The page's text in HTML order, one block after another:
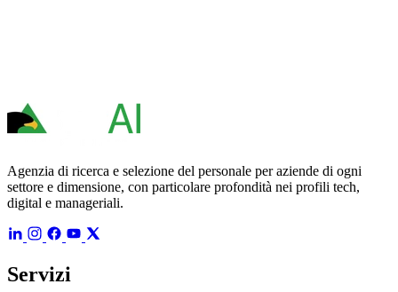
Agenzia di ricerca e selezione del personale per aziende di ogni
settore e dimensione, con particolare profondità nei profili tech,
digital e manageriali.
Servizi